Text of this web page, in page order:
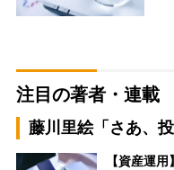
注目の著者・連載
藤川里絵「さあ、
【資産運